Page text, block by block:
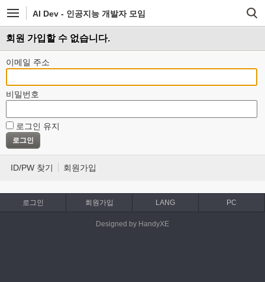
AI Dev - 인공지능 개발자 모임
회원 가입할 수 없습니다.
이메일 주소
비밀번호
로그인 유지
ID/PW 찾기 회원가입
로그인 회원가입 LANG PC
Designed by HandyXE